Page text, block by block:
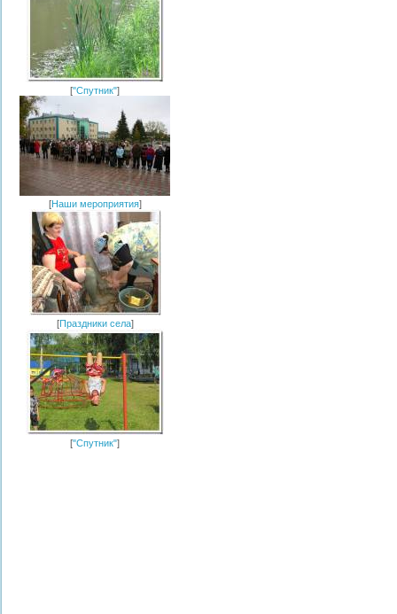
["Спутник"]
[Наши мероприятия]
[Праздники села]
["Спутник"]